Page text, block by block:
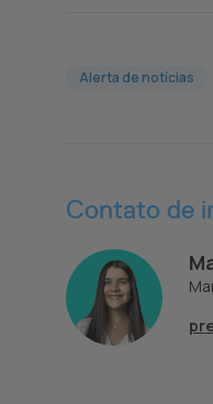
Alerta de notícias
Contato de